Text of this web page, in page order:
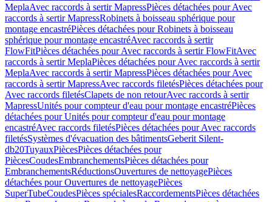
MeplaAvec raccords à sertir MapressPièces détachées pour Avec
raccords à sertir MapressRobinets à boisseau sphérique pour
montage encastréPièces détachées pour Robinets à boisseau
sphérique pour montage encastréAvec raccords à sertir
FlowFitPièces détachées pour Avec raccords à sertir FlowFitAvec
raccords à sertir MeplaPièces détachées pour Avec raccords à sertir
MeplaAvec raccords à sertir MapressPièces détachées pour Avec
raccords à sertir MapressAvec raccords filetésPièces détachées pour
Avec raccords filetésClapets de non retourAvec raccords à sertir
MapressUnités pour compteur d'eau pour montage encastréPièces
détachées pour Unités pour compteur d'eau pour montage
encastréAvec raccords filetésPièces détachées pour Avec raccords
filetésSystèmes d'évacuation des bâtimentsGeberit Silent-
db20TuyauxPiècesPièces détachées pour
PiècesCoudesEmbranchementsPièces détachées pour
EmbranchementsRéductionsOuvertures de nettoyagePièces
détachées pour Ouvertures de nettoyagePièces
SuperTubeCoudesPièces spécialesRaccordementsPièces détachées